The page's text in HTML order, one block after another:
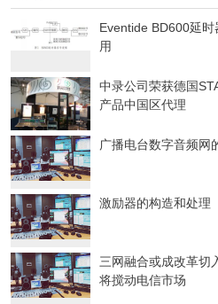
Eventide BD600延时
用
中录公司荣获德国
产品中国区代理
广播电台数字音频网
激励器的构造和处理
三网融合或成改革切
将搅动电信市场